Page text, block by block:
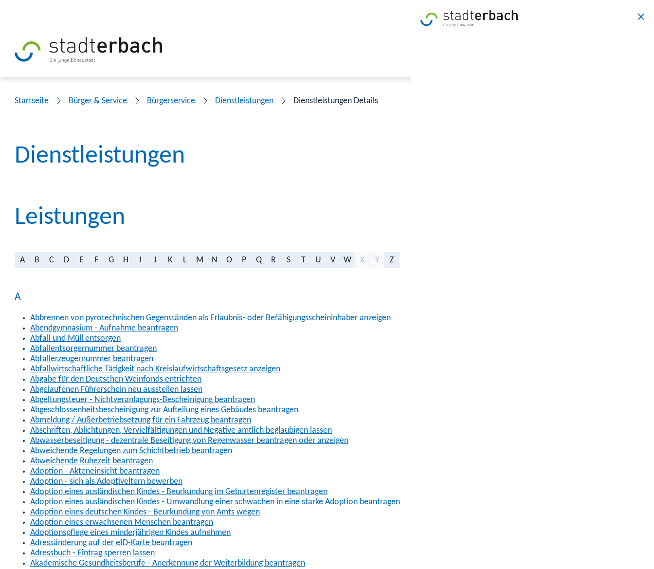
Startseite Bürger & Service Bürgerservice Dienstleistungen Dienstleistungen Details
Dienstleistungen
Leistungen
A B C D E F G H J K L M N O P Q R S T U V W X Y Z
A
Abbrennen von pyrotechnischen Gegenständen als Erlaubnis- oder Befähigungsscheininhaber anzeigen
Abendgymnasium - Aufnahme beantragen
Abfall und Müll entsorgen
Abfallentsorgernummer beantragen
Abfallerzeugernummer beantragen
Abfallwirtschaftliche Tätigkeit nach Kreislaufwirtschaftsgesetz anzeigen
Abgabe für den Deutschen Weinfonds entrichten
Abgelaufenen Führerschein neu ausstellen lassen
Abgeltungsteuer - Nichtveranlagungs-Bescheinigung beantragen
Abgeschlossenheitsbescheinigung zur Aufteilung eines Gebäudes beantragen
Abmeldung / Außerbetriebsetzung für ein Fahrzeug beantragen
Abschriften, Ablichtungen, Vervielfältigungen und Negative amtlich beglaubigen lassen
Abwasserbeseitigung - dezentrale Beseitigung von Regenwasser beantragen oder anzeigen
Abweichende Regelungen zum Schichtbetrieb beantragen
Abweichende Ruhezeit beantragen
Adoption - Akteneinsicht beantragen
Adoption - sich als Adoptiveltern bewerben
Adoption eines ausländischen Kindes - Beurkundung im Geburtenregister beantragen
Adoption eines ausländischen Kindes - Umwandlung einer schwachen in eine starke Adoption beantragen
Adoption eines deutschen Kindes - Beurkundung von Amts wegen
Adoption eines erwachsenen Menschen beantragen
Adoptionspflege eines minderjährigen Kindes aufnehmen
Adressänderung auf der eID-Karte beantragen
Adressbuch - Eintrag sperren lassen
Akademische Gesundheitsberufe - Anerkennung der Weiterbildung beantragen